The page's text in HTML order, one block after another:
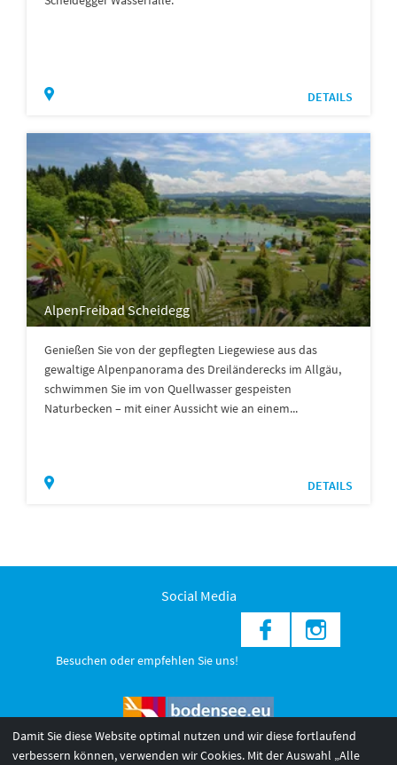
DETAILS
AlpenFreibad Scheidegg
Genießen Sie von der gepflegten Liegewiese aus das
gewaltige Alpenpanorama des Dreiländerecks im Allgäu,
schwimmen Sie im von Quellwasser gespeisten
Naturbecken – mit einer Aussicht wie an einem...
DETAILS
Social Media
Besuchen oder empfehlen Sie uns!
Damit Sie diese Website optimal nutzen und wir diese fortlaufend
verbessern können, verwenden wir Cookies. Mit der Auswahl „Alle